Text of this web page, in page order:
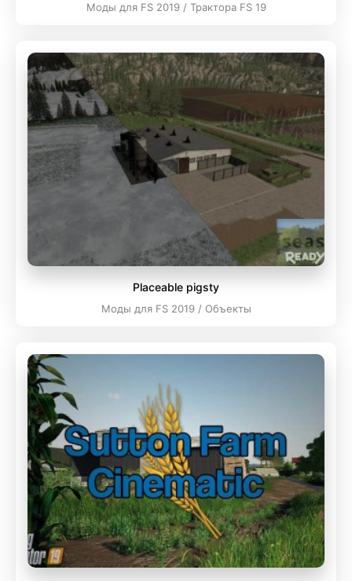
Моды для FS 2019 / Трактора FS 19
Placeable pigsty
Моды для FS 2019 / Объекты